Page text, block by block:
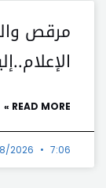
مرقص
READ MORE »
2026 7:06 م